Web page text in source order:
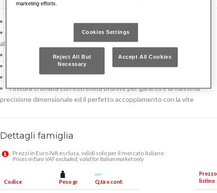
Per viti con esagono incassato
Modello che permette di operare con inclinazioni fino a 30° rispetto
all'asse della vite
Impugnatura ergonomica bimateriale con rivestimento antiscivolo
Design studiato per una presa sicura durante la manovra
Lama in acciaio speciale altamente legato al Cromo Vanadio
Finitura cromata con estremità brunite per garantire la massima
precisione dimensionale ed il perfetto accoppiamento con la vite
Dettagli famiglia
Prezzi in Euro IVA esclusa, validi solo per il mercato italiano
Prices in Euro VAT excluded, valid for Italian market only
Codice Peso gr Q.tà x conf.
Prezzo
listino
marketing efforts.
Cookies Settings
Reject All But
Necessary
Accept All Cookies